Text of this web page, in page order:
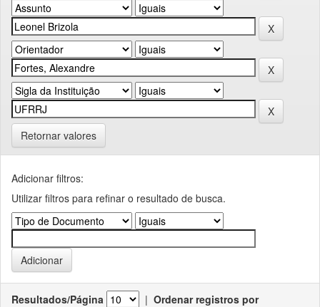
Retornar valores
Adicionar filtros:
Utilizar filtros para refinar o resultado de busca.
Resultados/Página | Ordenar registros por